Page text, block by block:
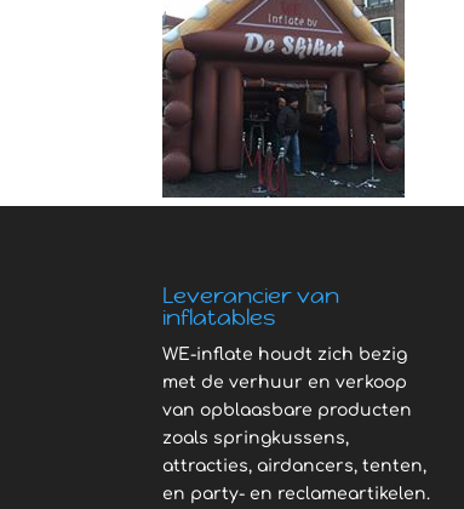
Leverancier van
inflatables
WE-inflate houdt zich bezig
met de verhuur en verkoop
van opblaasbare producten
zoals springkussens,
attracties, airdancers, tenten,
en party- en reclameartikelen.